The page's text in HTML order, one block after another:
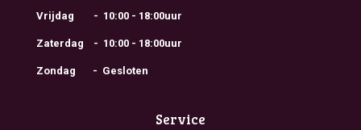
Vrijdag - 10:00 - 18:00uur
Zaterdag - 10:00 - 18:00uur
Zondag - Gesloten
Service